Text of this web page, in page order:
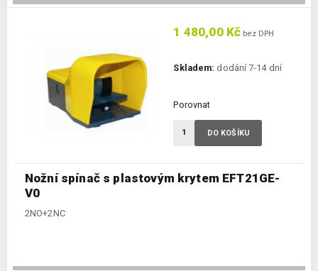
Nožní spínač s plastovým krytem EFT21GE-
V0
2NO+2NC
1 480,00 Kč bez DPH
Skladem: dodání 7-14 dní
Porovnat
DO KOŠÍKU